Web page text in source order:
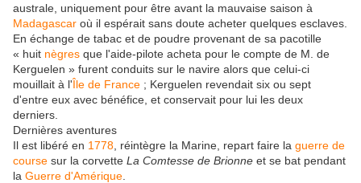
australe, uniquement pour être avant la mauvaise saison à
Madagascar où il espérait sans doute acheter quelques esclaves.
En échange de tabac et de poudre provenant de sa pacotille
« huit nègres que l'aide-pilote acheta pour le compte de M. de
Kerguelen » furent conduits sur le navire alors que celui-ci
mouillait à l'Île de France ; Kerguelen revendait six ou sept
d'entre eux avec bénéfice, et conservait pour lui les deux
derniers.
Dernières aventures
Il est libéré en 1778 , réintègre la Marine, repart faire la guerre de
course sur la corvette La Comtesse de Brionne et se bat pendant
la Guerre d'Amérique